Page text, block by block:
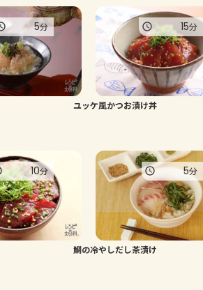
5分
ユッケ風かつお漬け丼
15分
10分
鯛の冷やしだし茶漬け
5分